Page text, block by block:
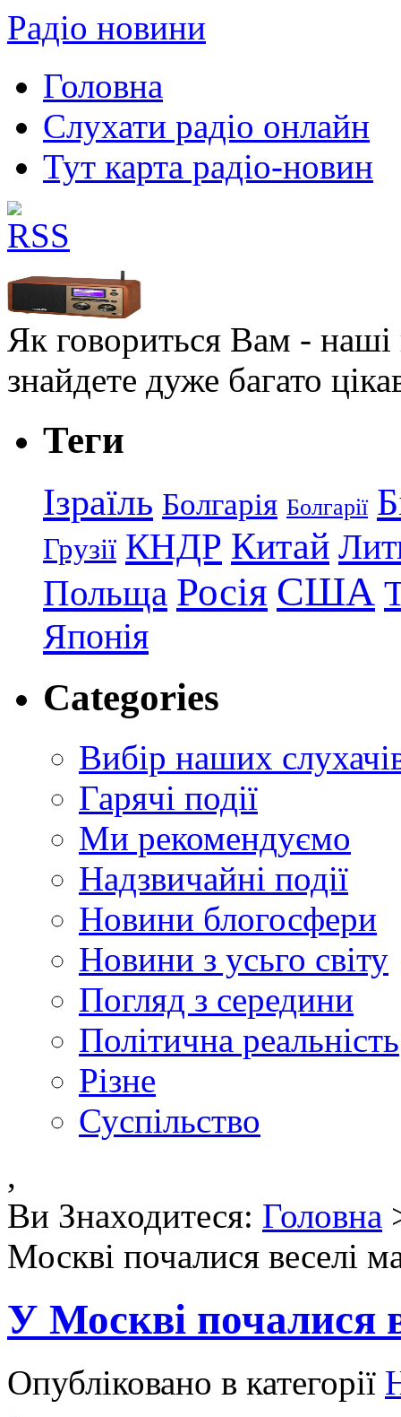
Радіо новини
Головна
Слухати радіо онлайн
Тут карта радіо-новин
Як говориться Вам - наші
знайдете дуже багато
Теги
Ізраїль Болгарія Болгарії
Грузії КНДР Китай
Польща Росія США
Японія
Categories
Вибір наших
Гарячі події
Ми рекомендуємо
Надзвичайні події
Новини блогосфери
Новини з усьго світу
Погляд з середини
Політична реальність
Різне
Суспільство
,
Ви Знаходитеся: Головна
Москві почалися веселі
У Москві почалися
Опубліковано в категорії